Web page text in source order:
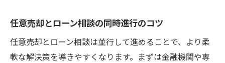
任意売却とローン相談の同時進行のコツ
任意売却とローン相談は並行して進めることで、より柔
軟な解決策を導きやすくなります。まずは金融機関や専